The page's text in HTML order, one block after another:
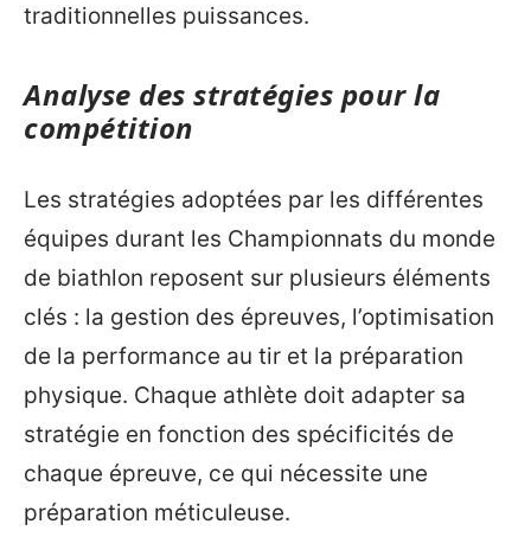
traditionnelles puissances.
Analyse des stratégies pour la
compétition
Les stratégies adoptées par les différentes
équipes durant les Championnats du monde
de biathlon reposent sur plusieurs éléments
clés : la gestion des épreuves, l’optimisation
de la performance au tir et la préparation
physique. Chaque athlète doit adapter sa
stratégie en fonction des spécificités de
chaque épreuve, ce qui nécessite une
préparation méticuleuse.